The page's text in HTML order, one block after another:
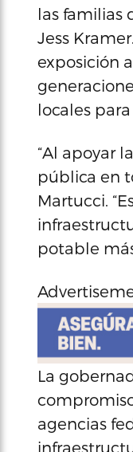
las familias
Jess
exposición
locales
“Al apoyar
pública en
Martucci.
potable
La
agencias